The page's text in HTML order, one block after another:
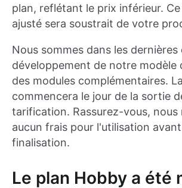
plan, reflétant le prix inférieur.
ajusté sera soustrait de votre
Nous sommes dans les dernières
développement de notre modèle
des modules complémentaires.
commencera le jour de la sortie
tarification. Rassurez-vous, nous
aucun frais pour l'utilisation
finalisation.
Le plan Hobby a été